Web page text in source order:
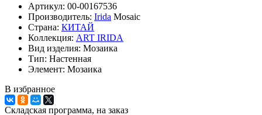
Артикул: 00-00167536
Производитель: Irida Mosaic
Страна: КИТАЙ
Коллекция: ART IRIDA
Вид изделия: Мозаика
Тип: Настенная
Элемент: Мозаика
В избранное
Складская программа, на заказ